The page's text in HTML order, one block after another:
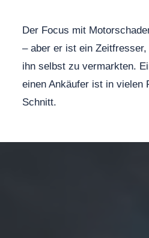
Der Focus mit
– aber er ist ein
ihn selbst zu vermarkten.
einen Ankäufer ist in vielen
Schnitt.